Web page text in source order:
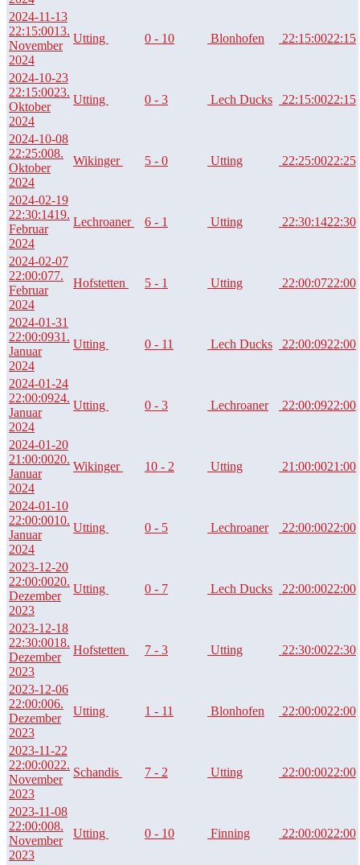
2024-11-13
22:15:0013.
November
2024
Utting 0 - 10 Blonhofen 22:15:0022:15
2024-10-23
22:15:0023.
Oktober
2024
Utting 0 - 3 Lech Ducks 22:15:0022:15
2024-10-08
22:25:008.
Oktober
2024
Wikinger 5 - 0 Utting 22:25:0022:25
2024-02-19
22:30:1419.
Februar
2024
Lechroaner 6 - 1 Utting 22:30:1422:30
2024-02-07
22:00:077.
Februar
2024
Hofstetten 5 - 1 Utting 22:00:0722:00
2024-01-31
22:00:0931.
Januar
2024
Utting 0 - 11 Lech Ducks 22:00:0922:00
2024-01-24
22:00:0924.
Januar
2024
Utting 0 - 3 Lechroaner 22:00:0922:00
2024-01-20
21:00:0020.
Januar
2024
Wikinger 10 - 2 Utting 21:00:0021:00
2024-01-10
22:00:0010.
Januar
2024
Utting 0 - 5 Lechroaner 22:00:0022:00
2023-12-20
22:00:0020.
Dezember
2023
Utting 0 - 7 Lech Ducks 22:00:0022:00
2023-12-18
22:30:0018.
Dezember
2023
Hofstetten 7 - 3 Utting 22:30:0022:30
2023-12-06
22:00:006.
Dezember
2023
Utting 1 - 11 Blonhofen 22:00:0022:00
2023-11-22
22:00:0022.
November
2023
Schandis 7 - 2 Utting 22:00:0022:00
2023-11-08
22:00:008.
November
2023
Utting 0 - 10 Finning 22:00:0022:00